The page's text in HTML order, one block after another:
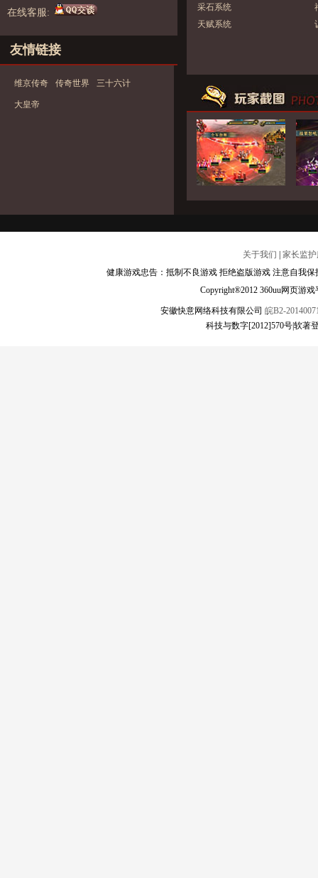
在线客服:
友情链接
维京传奇 传奇世界 三十六计
大皇帝
采石系统
天赋系统
关于我们
家长监
健康游戏忠告：抵制不良游戏 拒绝盗版游戏 注意自我
Copyright®2012 360uu网页游
安徽快意网络科技有限公司 皖B2-
科技与数字[2012]570号|软著